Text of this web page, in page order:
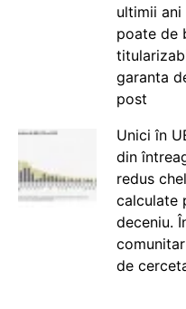
ultimii
poate de
garanta
post
Unici în
din
redus
calculate
deceniu.
de